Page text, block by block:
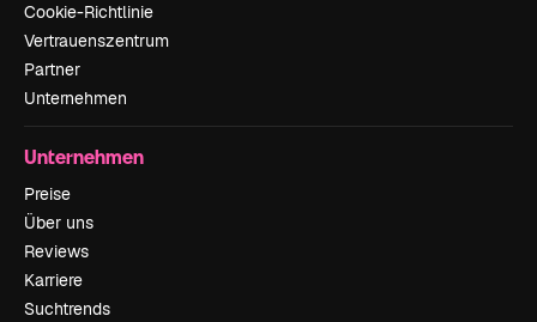
Cookie-Richtlinie
Vertrauenszentrum
Partner
Unternehmen
Unternehmen
Preise
Über uns
Reviews
Karriere
Suchtrends